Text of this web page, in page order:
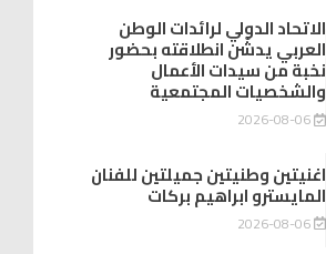
الاتحاد الدولي لرائدات الوطن
العربي يدشّن انطلاقته بحضور
نخبة من سيدات الأعمال
والشخصيات المجتمعية
2026-08-06
اغنيتين وطنيتين جميلتين للفنان
المايسترو ابراهيم بركات
2026-08-06